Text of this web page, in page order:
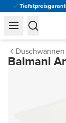
Duschwannen
Balmani